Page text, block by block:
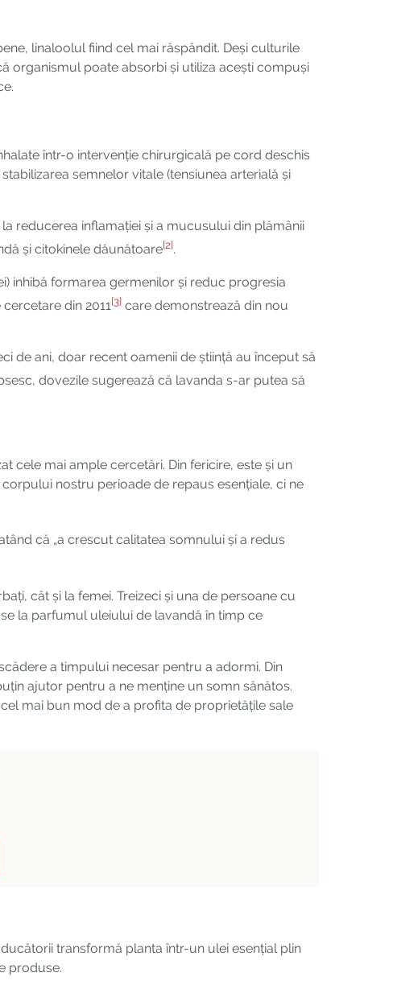
linaloolul fiind cel mai răspândit. Deși culturile
organismul poate absorbi și utiliza acești compuși
într-o intervenție chirurgicală pe cord deschis
semnelor vitale (tensiunea arterială și
reducerea inflamației și a mucusului din plămânii
și citokinele dăunătoare[2] .
inhibă formarea germenilor și reduc progresia
din 2011[3] care demonstrează din nou
de ani, doar recent oamenii de știință au început să
dovezile sugerează că lavanda s-ar putea să
cele mai ample cercetări. Din fericire, este și un
nostru perioade de repaus esențiale, ci ne
că „a crescut calitatea somnului și a redus
cât și la femei. Treizeci și una de persoane cu
la parfumul uleiului de lavandă în timp ce
a timpului necesar pentru a adormi. Din
ajutor pentru a ne menține un somn sănătos.
mai bun mod de a profita de proprietățile sale
transformă planta într-un ulei esențial plin
produse.